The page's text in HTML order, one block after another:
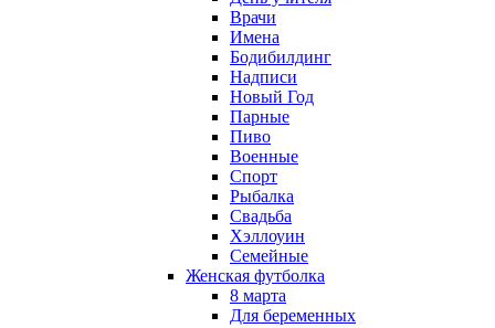
Врачи
Имена
Бодибилдинг
Надписи
Новый Год
Парные
Пиво
Военные
Спорт
Рыбалка
Свадьба
Хэллоуин
Семейные
Женская футболка
8 марта
Для беременных